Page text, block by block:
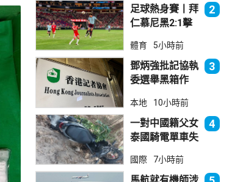
足球熱身賽丨拜
仁慕尼黑2:1擊
2
體育 5小時前
鄧炳強批記協執
委選舉黑箱作
國安一定「釘死
你」
3
本地 10小時前
一對中國籍父女
泰國騎電單車失
傷
4
國際 7小時前